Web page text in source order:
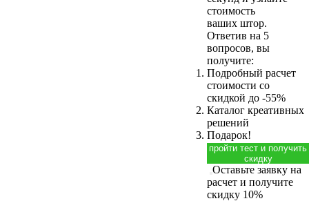
стоимость
ваших штор.
Ответив на 5
вопросов, вы
получите:
Подробный расчет
стоимости со
скидкой до -55%
Каталог креативных
решений
Подарок!
пройти тест и получить
скидку
Оставьте заявку на
расчет и получите
скидку 10%